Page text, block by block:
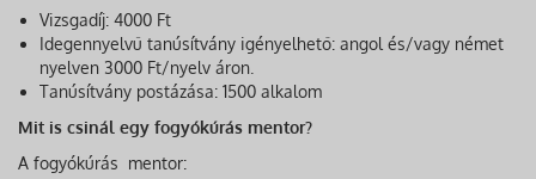
Vizsgadíj: 4000 Ft
Idegennyelvű tanúsítvány igényelhető: angol és/vagy német
nyelven 3000 Ft/nyelv áron.
Tanúsítvány postázása: 1500 alkalom
Mit is csinál egy fogyókúrás mentor?
A fogyókúrás mentor: